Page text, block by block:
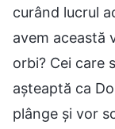
curând lucrul
avem această
orbi? Cei care
aşteaptă ca
plânge şi vor